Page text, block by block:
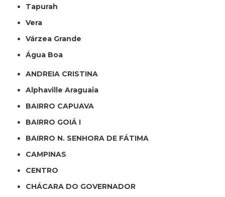
Tapurah
Vera
Várzea Grande
Água Boa
ANDREIA CRISTINA
Alphaville Araguaia
BAIRRO CAPUAVA
BAIRRO GOIÁ I
BAIRRO N. SENHORA DE FÁTIMA
CAMPINAS
CENTRO
CHÁCARA DO GOVERNADOR